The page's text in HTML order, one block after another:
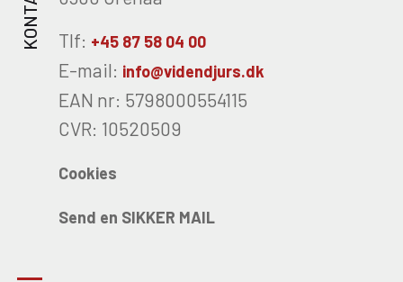
Tlf: +45 87 58 04 00
E-mail: info@videndjurs.dk
EAN nr: 5798000554115
CVR: 10520509
Cookies
Send en SIKKER MAIL